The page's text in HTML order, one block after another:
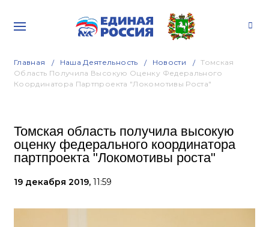
Главная Наша Деятельность Новости
Томская
Область Получила Высокую Оценку Федерального
Координатора Партпроекта "Локомотивы Роста"
Томская область получила высокую
оценку федерального координатора
партпроекта "Локомотивы роста"
19 декабря 2019, 11:59